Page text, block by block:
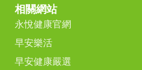
相關網站
永悅健康官網
早安樂活
早安健康嚴選